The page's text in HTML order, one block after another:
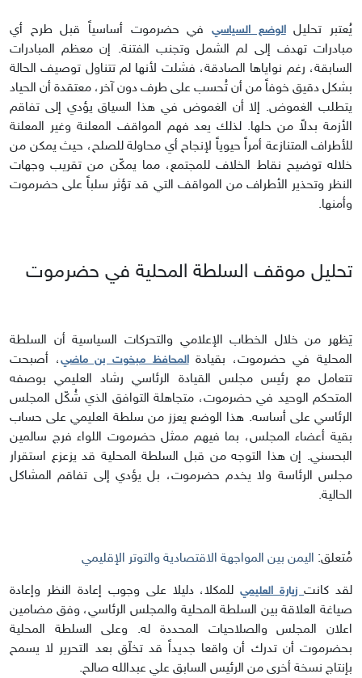
يُعتبر تحليلالوضع السياسي في حضرموت أساسياً قبل طرح أي
مبادرات تهدف إلى لم الشمل وتجنب الفتنة. إن معظم المبادرات
السابقة، رغم نواياها الصادقة، فشلت لأنها لم تتناول توصيف الحالة
بشكل دقيق خوفاً من أن تُحسب على طرف دون آخر، معتقدة أن الحياد
يتطلب الغموض. إلا أن الغموض في هذا السياق يؤدي إلى تفاقم
الأزمة بدلاً من حلها. لذلك يعد فهم المواقف المعلنة وغير المعلنة
للأطراف المتنازعة أمراً حيوياً لإنجاح أي محاولة للصلح، حيث يمكن من
خلاله توضيح نقاط الخلاف للمجتمع، مما يمكّن من تقريب وجهات
النظر وتحذير الأطراف من المواقف التي قد تؤثر سلباً على حضرموت
وأمنها.
تحليل موقف السلطة المحلية في حضرموت
يَظهر من خلال الخطاب الإعلامي والتحركات السياسية أن السلطة
المحلية في حضرموت، بقيادةالمحافظ مبخوت بن ماضي، أصبحت
تتعامل مع رئيس مجلس القيادة الرئاسي رشاد العليمي بوصفه
المتحكم الوحيد في حضرموت، متجاهلة التوافق الذي شُكّل المجلس
الرئاسي على أساسه. هذا الوضع يعزز من سلطة العليمي على حساب
بقية أعضاء المجلس، بما فيهم ممثل حضرموت اللواء فرج سالمين
البحسني. إن هذا التوجه من قبل السلطة المحلية قد يزعزع استقرار
مجلس الرئاسة ولا يخدم حضرموت، بل يؤدي إلى تفاقم المشاكل
الحالية.
مُتعلق: اليمن بين المواجهة الاقتصادية والتوتر الإقليمي
لقد كانتزيارة العليميللمكلا، دليلا على وجوب إعادة النظر وإعادة
صياغة العلاقة بين السلطة المحلية والمجلس الرئاسي، وفق مضامين
اعلان المجلس والصلاحيات المحددة له. وعلى السلطة المحلية
بحضرموت أن تدرك أن واقعا جديداً قد تخلّق بعد التحرير لا يسمح
بإنتاج نسخة أخرى من الرئيس السابق علي عبدالله صالح.